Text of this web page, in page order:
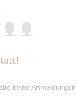
keine Anmeldungen